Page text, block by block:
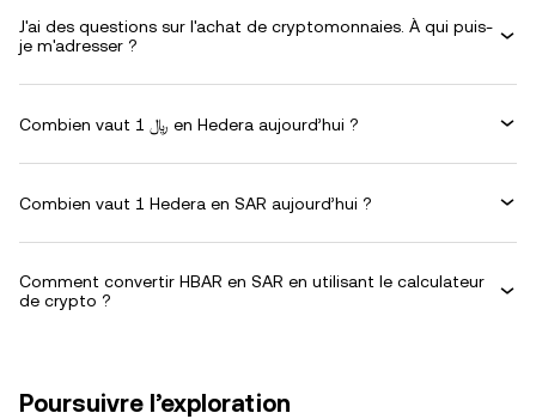
J'ai des questions sur l'achat de cryptomonnaies. À qui puis-
je m'adresser ?
Combien vaut 1 ﷼ en Hedera aujourd’hui ?
Combien vaut 1 Hedera en SAR aujourd’hui ?
Comment convertir HBAR en SAR en utilisant le calculateur
de crypto ?
Poursuivre l’exploration